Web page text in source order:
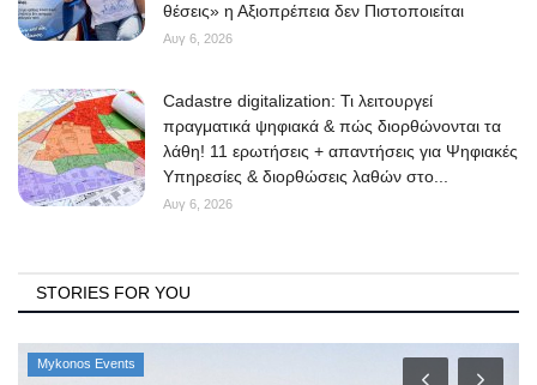
θέσεις» η Αξιοπρέπεια δεν Πιστοποιείται
Αυγ 6, 2026
Cadastre digitalization: Τι λειτουργεί
πραγματικά ψηφιακά & πώς διορθώνονται τα
λάθη! 11 ερωτήσεις + απαντήσεις για Ψηφιακές
Υπηρεσίες & διορθώσεις λαθών στο...
Αυγ 6, 2026
STORIES FOR YOU
Mykonos Events